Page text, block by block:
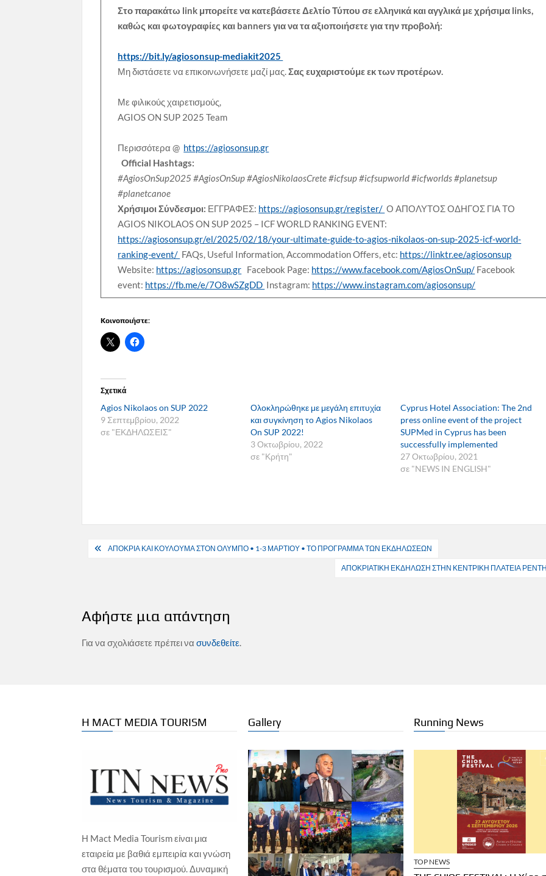
Στο παρακάτω link μπορείτε να κατεβάσετε Δελτίο Τύπου σε ελληνικά και αγγλικά με χρήσιμα links,
καθώς και φωτογραφίες και banners για να τα αξιοποιήσετε για την προβολή:
https://bit.ly/agiosonsup-mediakit2025
Μη διστάσετε να επικοινωνήσετε μαζί μας.Σας ευχαριστούμε εκ των προτέρων.
Με φιλικούς χαιρετισμούς,
AGIOS ON SUP 2025 Team
Περισσότερα @ https://agiosonsup.gr
Official Hashtags:
#AgiosOnSup2025 #AgiosOnSup #AgiosNikolaosCrete #icfsup #icfsupworld #icfworlds #planetsup
#planetcanoe
Χρήσιμοι Σύνδεσμοι: ΕΓΓΡΑΦΕΣ: https://agiosonsup.gr/register/ Ο ΑΠΟΛΥΤΟΣ ΟΔΗΓΟΣ ΓΙΑ ΤΟ
AGIOS NIKOLAOS ON SUP 2025 – ICF WORLD RANKING EVENT:
https://agiosonsup.gr/el/2025/02/18/your-ultimate-guide-to-agios-nikolaos-on-sup-2025-icf-world-
ranking-event/ FAQs, Useful Information, Accommodation Offers, etc: https://linktr.ee/agiosonsup
Website: https://agiosonsup.gr Facebook Page: https://www.facebook.com/AgiosOnSup/ Facebook
event: https://fb.me/e/7O8wSZgDD Instagram: https://www.instagram.com/agiosonsup/
Κοινοποιήστε:
Σχετικά
Agios Nikolaos on SUP 2022
9 Σεπτεμβρίου, 2022
σε "ΕΚΔΗΛΩΣΕΙΣ"
Ολοκληρώθηκε με μεγάλη επιτυχία
και συγκίνηση το Agios Nikolaos
On SUP 2022!
3 Οκτωβρίου, 2022
σε "Κρήτη"
Cyprus Hotel Association: The 2nd
press online event of the project
SUPMed in Cyprus has been
successfully implemented
27 Οκτωβρίου, 2021
σε "NEWS IN ENGLISH"
Πλοήγηση
ΑΠΟΚΡΙΑ ΚΑΙ ΚΟΥΛΟΥΜΑ ΣΤΟΝ ΟΛΥΜΠΟ • 1-3 ΜΑΡΤΙΟΥ • ΤΟ ΠΡΟΓΡΑΜΜΑ ΤΩΝ ΕΚΔΗΛΩΣΕΩΝ
ΑΠΟΚΡΙΑΤΙΚΗ ΕΚΔΗΛΩΣΗ ΣΤΗΝ ΚΕΝΤΡΙΚΗ ΠΛΑΤΕΙΑ
Αφήστε μια απάντηση
Για να σχολιάσετε πρέπει νασυνδεθείτε.
Η MACT MEDIA TOURISM
Η Mact Media Tourism είναι μια
εταιρεία με βαθιά εμπειρία και γνώση
στα θέματα του τουρισμού. Δυναμική
Gallery Running News
ΕΠΙΧΕΙΡΗΣΕΙΣ ΞΕΝΟΔΟΧΕΙΑ
Wyndham Hotels & Resorts – Νέο
ΕΠΙΧΕΙΡΗΣΕΙΣ ΞΕΝΟΔΟΧΕΙΑ TOP NEWS